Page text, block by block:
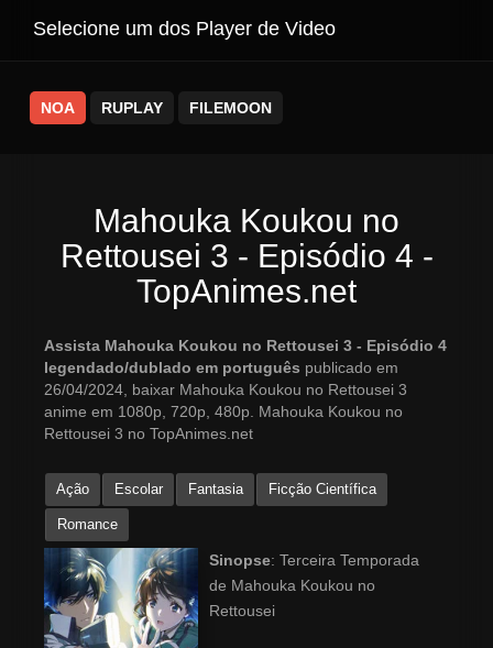
Selecione um dos Player de Video
NOA RUPLAY FILEMOON
Mahouka Koukou no
Rettousei 3 - Episódio 4 -
TopAnimes.net
Assista Mahouka Koukou no Rettousei 3 - Episódio 4
legendado/dublado em português publicado em
26/04/2024, baixar Mahouka Koukou no Rettousei 3
anime em 1080p, 720p, 480p. Mahouka Koukou no
Rettousei 3 no TopAnimes.net
Ação Escolar Fantasia Ficção Científica
Romance
Sinopse: Terceira Temporada
de Mahouka Koukou no
Rettousei